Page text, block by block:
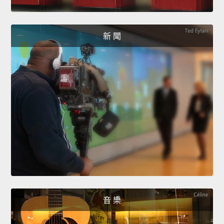
新 聞
音 樂